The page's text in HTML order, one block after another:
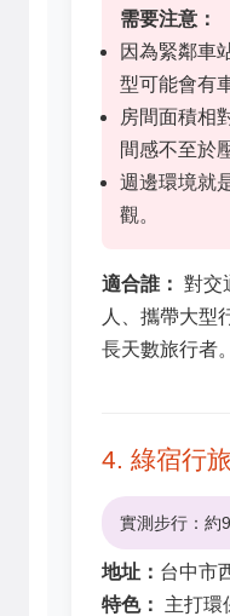
需要注意：
因為緊鄰車
型可能會有
房間面積相
間感不至於
週邊環境就
觀。
適合誰： 對交
人、攜帶大型
長天數旅行者。
4. 綠宿行旅
實測步行：約
地址： 台中市
特色：
主打環